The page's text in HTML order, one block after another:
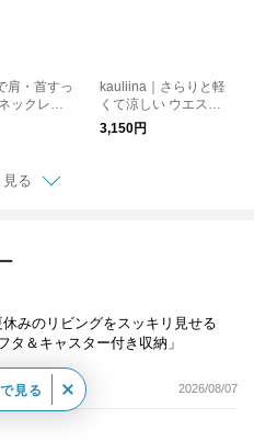
肩・首すっ
ックレス
器／MAGS
リム
kauliina｜さらりと軽
くて涼しい ウエスト
ドロストブラウス
3,150円
見る
みのリビングをスッキリ見せる
タ＆キャスター付き収納」
2026/08/07
見る